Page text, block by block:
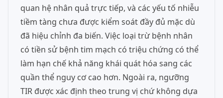
quan hệ nhân quả trực tiếp, và các yếu tố nhiễu
tiềm tàng chưa được kiểm soát đầy đủ mặc dù
đã hiệu chỉnh đa biến. Việc loại trừ bệnh nhân
có tiền sử bệnh tim mạch có triệu chứng có thể
làm hạn chế khả năng khái quát hóa sang các
quần thể nguy cơ cao hơn. Ngoài ra, ngưỡng
TIR được xác định theo trung vị chứ không dựa